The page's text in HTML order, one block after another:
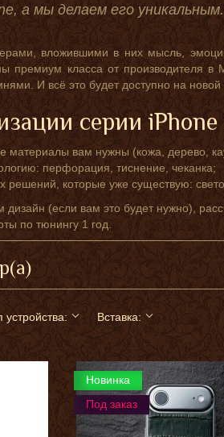
а мы делаем его
вложившими в них мысль,
премиум класса от производителя
И всё это будет доступно на
серии iPhone
материалы вам нужны (кожа, дерево,
перфорация, тиснение, чеканка;
решений, которые уже существую:
(если вам это будет нужно),
по тюнингу 1 год.
устройства: Вставка:
Новинка
Под заказ